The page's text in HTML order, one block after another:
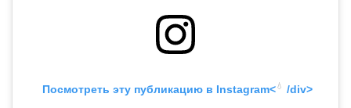
Посмотреть эту публикацию в Instagram<💧 /div>